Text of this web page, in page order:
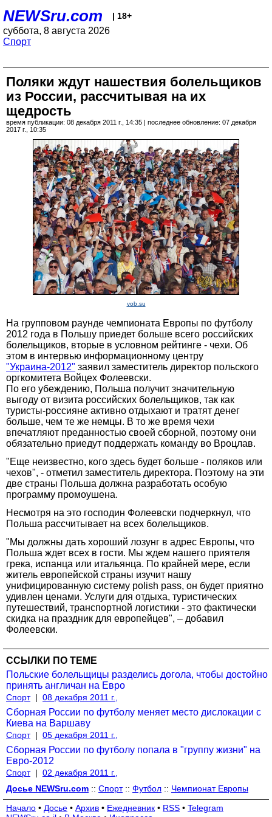
NEWSru.com | 18+
суббота, 8 августа 2026
Спорт
Поляки ждут нашествия болельщиков
из России, рассчитывая на их
щедрость
время публикации: 08 декабря 2011 г., 14:35 | последнее обновление: 07 декабря
2017 г., 10:35
vob.su
На групповом раунде чемпионата Европы по футболу
2012 года в Польшу приедет больше всего российских
болельщиков, вторые в условном рейтинге - чехи. Об
этом в интервью информационному центру
"Украина-2012" заявил заместитель директор польского
оргкомитета Войцех Фолеевски.
По его убеждению, Польша получит значительную
выгоду от визита российских болельщиков, так как
туристы-россияне активно отдыхают и тратят денег
больше, чем те же немцы. В то же время чехи
впечатляют преданностью своей сборной, поэтому они
обязательно приедут поддержать команду во Вроцлав.
"Еще неизвестно, кого здесь будет больше - поляков или
чехов", - отметил заместитель директора. Поэтому на эти
две страны Польша должна разработать особую
программу промоушена.
Несмотря на это господин Фолеевски подчеркнул, что
Польша рассчитывает на всех болельщиков.
"Мы должны дать хороший лозунг в адрес Европы, что
Польша ждет всех в гости. Мы ждем нашего приятеля
грека, испанца или итальянца. По крайней мере, если
житель европейской страны изучит нашу
унифицированную систему polish pass, он будет приятно
удивлен ценами. Услуги для отдыха, туристических
путешествий, транспортной логистики - это фактически
скидка на праздник для европейцев", – добавил
Фолеевски.
ССЫЛКИ ПО ТЕМЕ
Польские болельщицы разделись догола, чтобы достойно
принять англичан на Евро
Спорт | 08 декабря 2011 г.,
Сборная России по футболу меняет место дислокации с
Киева на Варшаву
Спорт | 05 декабря 2011 г.,
Сборная России по футболу попала в "группу жизни" на
Евро-2012
Спорт | 02 декабря 2011 г.,
Досье NEWSru.com :: Спорт:: Футбол :: Чемпионат Европы
Начало • Досье • Архив • Ежедневник • RSS • Telegram